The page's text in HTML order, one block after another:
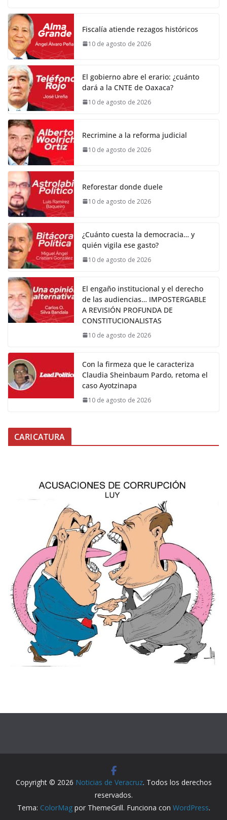
Fiscalía atiende rezagos históricos
10 de agosto de 2026
El gobierno abre el erario: ¿cuánto
dará a la CNTE de Oaxaca?
10 de agosto de 2026
Recrimine a la reforma judicial
10 de agosto de 2026
Reforestar donde duele
10 de agosto de 2026
¿Cuánto cuesta la democracia… y
quién vigila ese gasto?
10 de agosto de 2026
El engaño institucional y el derecho
de las audiencias… IMPOSTERGABLE
A REVISIÓN PROFUNDA DE
CONSTITUCIONALISTAS
10 de agosto de 2026
Con la firmeza que le caracteriza
Claudia Sheinbaum Pardo, retoma el
caso Ayotzinapa
10 de agosto de 2026
CARICATURA
Copyright © 2026 Noticias de Veracruz. Todos los derechos
reservados.
Tema: ColorMagpor ThemeGrill. Funciona con WordPress.